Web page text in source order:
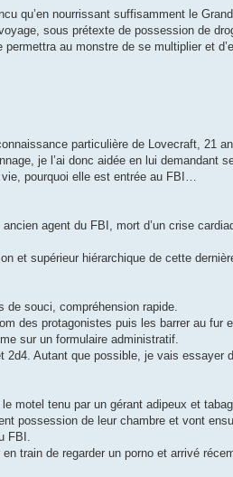
qu’en nourrissant suffisamment le
sous prétexte de possession de
au monstre de se multiplier et
particulière de Lovecraft, 21
je l’ai donc aidée en lui demandant
pourquoi elle est entrée au FBI…
agent du FBI, mort d’un crise
et supérieur hiérarchique de cette
souci, compréhension rapide.
des protagonistes puis les barrer au fur
sur un formulaire administratif.
Autant que possible, je vais essayer
motel tenu par un gérant adipeux et
possession de leur chambre et vont
FBI.
train de regarder un porno et arrivé